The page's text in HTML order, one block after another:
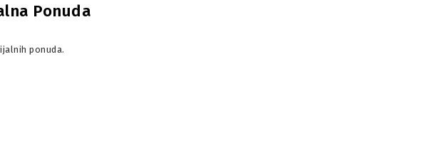
Ponuda
ponuda.